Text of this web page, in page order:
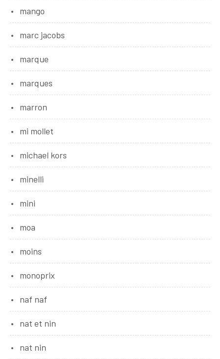
mango
marc jacobs
marque
marques
marron
mi mollet
michael kors
minelli
mini
moa
moins
monoprix
naf naf
nat et nin
nat nin